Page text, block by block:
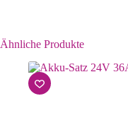
Ähnliche Produkte